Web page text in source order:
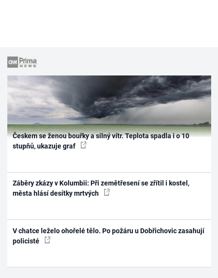
Českem se ženou bouřky a silný vítr. Teplota spadla i o 10
stupňů, ukazuje graf
Záběry zkázy v Kolumbii: Při zemětřesení se zřítil i kostel,
města hlásí desítky mrtvých
V chatce leželo ohořelé tělo. Po požáru u Dobřichovic zasahují
policisté